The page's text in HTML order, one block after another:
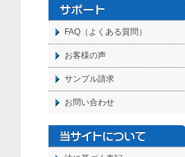
FAQ（よくある質問）
お客様の声
サンプル請求
お問い合わせ